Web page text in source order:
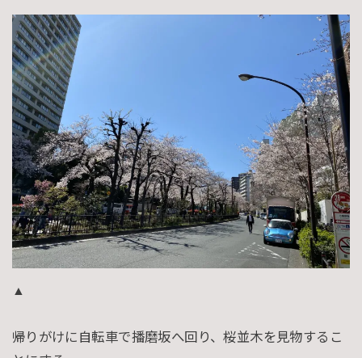
▲
帰りがけに自転車で播磨坂へ回り、桜並木を見物するこ